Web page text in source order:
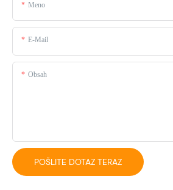
Meno
E-Mail
Obsah
POŠLITE DOTAZ TERAZ